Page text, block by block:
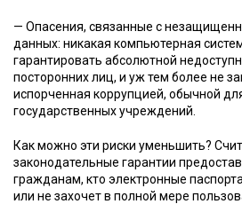
— Опасения, связанные с
данных: никакая компьютерная
гарантировать абсолютной
посторонних лиц, и уж тем более не
испорченная коррупцией, обычной
государственных учреждений.
Как можно эти риски уменьшить?
законодательные гарантии
гражданам, кто электронные
или не захочет в полной мере